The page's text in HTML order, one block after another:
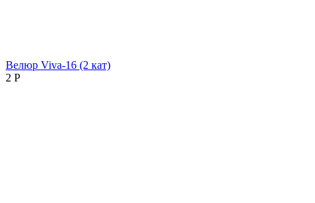
Велюр Viva-16 (2 кат)
2 Р